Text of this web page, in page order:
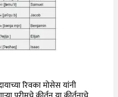
रिवका मोसेस यांनी